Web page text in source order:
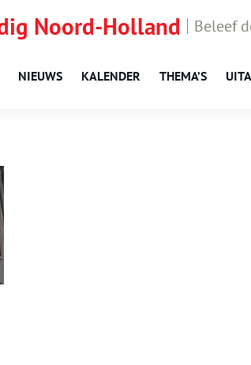
Noord-Holland Beleef
NIEUWS KALENDER THEMA’S